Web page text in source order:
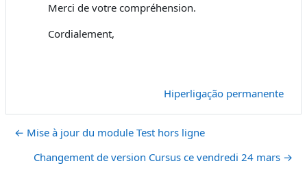
Merci de votre compréhension.
Cordialement,
Hiperligação permanente
← Mise à jour du module Test hors ligne
Changement de version Cursus ce vendredi 24 mars →